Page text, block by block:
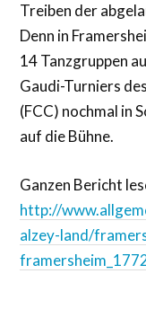
Treiben der
Denn in
14 Tanzgruppen
Gaudi-Turniers
(FCC) nochmal in
auf die Bühne.
Ganzen Bericht
http://
alzey-land/